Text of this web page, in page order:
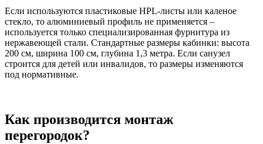
Если используются пластиковые HPL-листы или каленое
стекло, то алюминиевый профиль не применяется –
используется только специализированная фурнитура из
нержавеющей стали. Стандартные размеры кабинки: высота
200 см, ширина 100 см, глубина 1,3 метра. Если санузел
строится для детей или инвалидов, то размеры изменяются
под нормативные.
Как производится монтаж
перегородок?